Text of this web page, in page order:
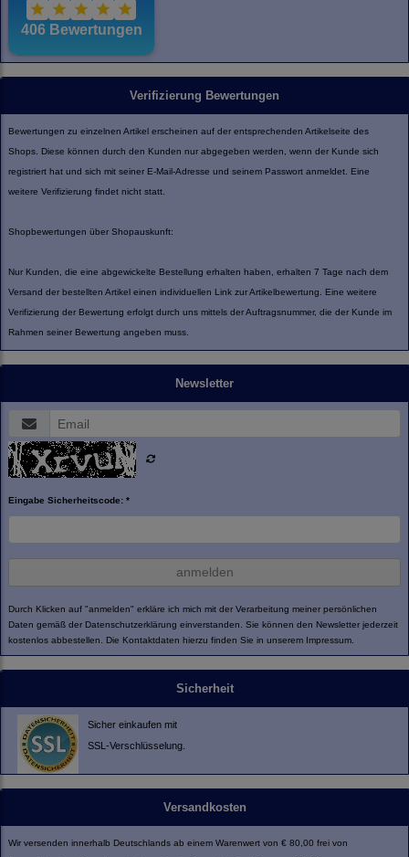
Verifizierung Bewertungen
Bewertungen zu einzelnen Artikel erscheinen auf der entsprechenden Artikelseite des
Shops. Diese können durch den Kunden nur abgegeben werden, wenn der Kunde sich
registriert hat und sich mit seiner E-Mail-Adresse und seinem Passwort anmeldet. Eine
weitere Verifizierung findet nicht statt.
Shopbewertungen über Shopauskunft:
Nur Kunden, die eine abgewickelte Bestellung erhalten haben, erhalten 7 Tage nach dem
Versand der bestellten Artikel einen individuellen Link zur Artikelbewertung. Eine weitere
Verifizierung der Bewertung erfolgt durch uns mittels der Auftragsnummer, die der Kunde im
Rahmen seiner Bewertung angeben muss.
Newsletter
Eingabe Sicherheitscode: *
anmelden
Durch Klicken auf "anmelden" erkläre ich mich mit der Verarbeitung meiner persönlichen
Daten gemäß der Datenschutzerklärung einverstanden. Sie können den Newsletter jederzeit
kostenlos abbestellen. Die Kontaktdaten hierzu finden Sie in unserem Impressum.
Sicherheit
Sicher einkaufen mit
SSL-Verschlüsselung.
Versandkosten
Wir versenden innerhalb Deutschlands ab einem Warenwert von € 80,00 frei von